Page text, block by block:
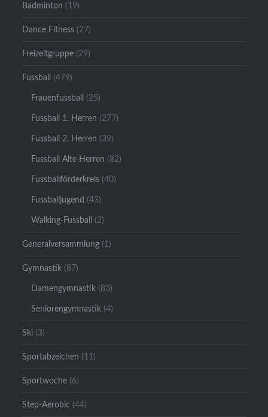
Badminton (19)
Dance Fitness (27)
Freizeitgruppe (29)
Fussball (479)
Frauenfussball (25)
Fussball 1. Herren (277)
Fussball 2. Herren (39)
Fussball Alte Herren (82)
Fussballförderkreis (40)
Fussballjugend (43)
Walking-Fussball (2)
Generalversammlung (1)
Gymnastik (87)
Damengymnastik (83)
Seniorengymnastik (4)
Ski (3)
Sportabzeichen (11)
Sportwoche (6)
Step-Aerobic (44)